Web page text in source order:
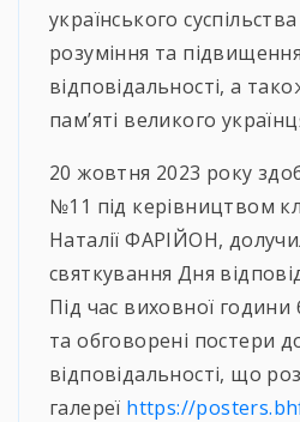
українського
розуміння та
відповідальності, а
пам’яті великого
20 жовтня 2023 року
№11 під керівництвом
Наталії ФАРІЙОН,
святкування Дня
Під час виховної години
та обговорені постери
відповідальності, що
галереї https://